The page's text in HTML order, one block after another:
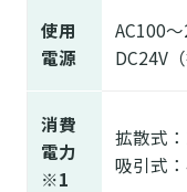
使用
電源
AC100
DC24V（
消費
電力
※1
拡散式
吸引式